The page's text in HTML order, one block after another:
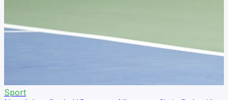
Sport